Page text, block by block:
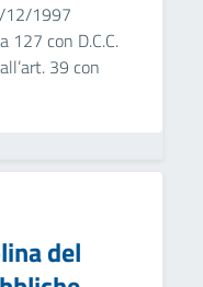
12/1997
127 con D.C.C.
39 con
del